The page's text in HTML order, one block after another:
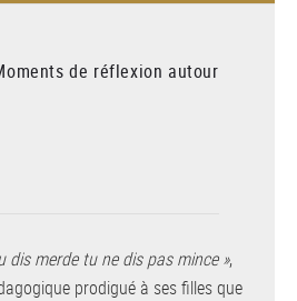
de réflexion autour
dis merde tu ne dis pas mince »,
prodigué à ses filles que